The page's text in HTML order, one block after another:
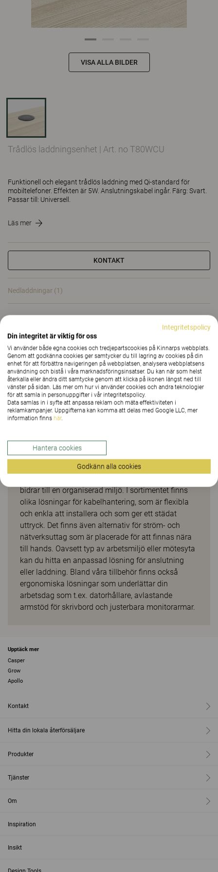
VISA ALLA BILDER
Trådlös laddningsenhet | Art. no T80WCU
Funktionell och elegant trådlös laddning med Qi-standard för
mobiltelefoner. Effekten är 5W. Anslutningskabel ingår. Färg: Svart.
Passar till: Universell.
Läs mer
KONTAKT
Nedladdningar (1)
Smarta tillval & tillbehör för
skriv- och mötesbord
Opti är vårt smarta sortiment med lättillgängliga
mötesbord. Utprovade för bästa möjliga ergonomi
och testade för maximal kvalitet och säkerhet. De
tillför den funktionalitet du behöver och ger
bidrar till en organiserad miljö. I sortimentet finns
olika lösningar för kabelhantering, som är flexibla
och enkla att installera och som ger ett städat
uttryck. Det finns även alternativ för ström- och
nätverksuttag som är placerade för att finnas nära
till hands. Oavsett typ av arbetsmiljö eller mötesyta
kan du hitta en anpassad lösning för anslutning
eller laddning. Bland våra tillbehör finns också
ergonomiska lösningar som underlättar din
arbetsdag som t.ex. datorhållare, avlastande
armstöd för skrivbord och justerbara monitorarmar.
Upptäck mer
Casper
Grow
Apollo
Kontakt
Hitta din lokala återförsäljare
Produkter
Tjänster
Om
Inspiration
Insikt
Integritetspolicy
Din integritet är viktig för oss
Vi använder både egna cookies och tredjepartscookies på Kinnarps webbplats.
Genom att godkänna cookies ger samtycker du till lagring av cookies på din
enhet för att förbättra navigeringen på webbplatsen, analysera webbplatsens
användning och bistå i våra marknadsföringsinsatser. Du kan när som helst
återkalla eller ändra ditt samtycke genom att klicka på ikonen längst ned till
vänster på sidan. Läs mer om hur vi använder cookies och andra teknologier
för att samla in personuppgifter i vår integritetspolicy.
Data samlas in i syfte att anpassa reklam och mäta effektiviteten i
reklamkampanjer. Uppgifterna kan komma att delas med Google LLC, mer
information finns här.
Hantera cookies
Godkänn alla cookies